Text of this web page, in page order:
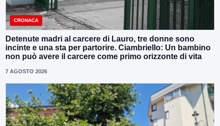
CRONACA
Detenute madri al carcere di Lauro, tre donne sono
incinte e una sta per partorire. Ciambriello: Un bambino
non può avere il carcere come primo orizzonte di vita
7 AGOSTO 2026